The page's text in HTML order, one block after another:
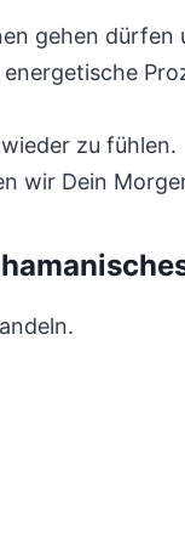
gehen
zu fühlen.
wir Dein